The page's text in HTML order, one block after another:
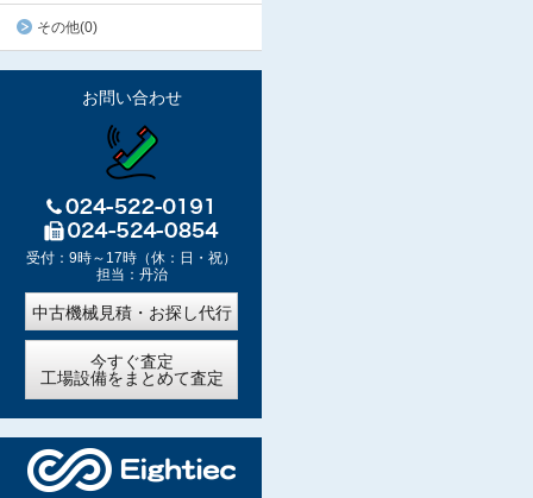
その他(0)
お問い合わせ
受付：9時～17時（休：日・祝）
担当：丹治
中古機械見積・お探し代行
今すぐ査定
工場設備をまとめて査定